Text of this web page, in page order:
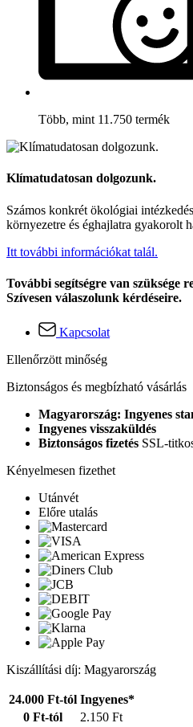
Több, mint 11.750 termék
Klímatudatosan dolgozunk.
Számos konkrét ökológiai
környezetre és éghajlatra gyakorolt
Itt további információkat talál.
További segítségre van szüksége
Szívesen válaszolunk kérdéseire.
Kapcsolat
Ellenőrzött minőség
Biztonságos és megbízható vásárlás
Magyarország: Ingyenes
Ingyenes visszaküldés
Biztonságos fizetés SSL-
Kényelmesen fizethet
Utánvét
Előre utalás
Kiszállítási díj: Magyarország
24.000 Ft-tól Ingyenes*
0 Ft-tól
2.150 Ft